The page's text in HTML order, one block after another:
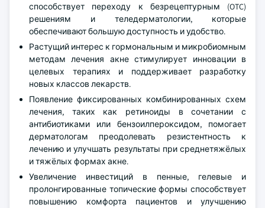
способствует переходу к безрецептурным (OTC)
решениям и теледерматологии, которые
обеспечивают большую доступность и удобство.
Растущий интерес к гормональным и микробиомным
методам лечения акне стимулирует инновации в
целевых терапиях и поддерживает разработку
новых классов лекарств.
Появление фиксированных комбинированных схем
лечения, таких как ретиноиды в сочетании с
антибиотиками или бензоилпероксидом, помогает
дерматологам преодолевать резистентность к
лечению и улучшать результаты при среднетяжёлых
и тяжёлых формах акне.
Увеличение инвестиций в пенные, гелевые и
пролонгированные топические формы способствует
повышению комфорта пациентов и улучшению